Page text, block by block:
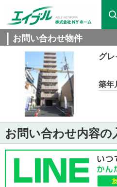
お問い合わせ物件
グ
築年
お問い合わせ内容の